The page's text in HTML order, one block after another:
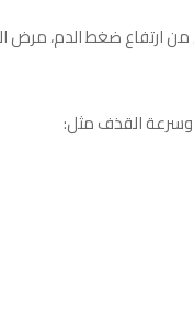
من ارتفاع ضغط الدم، مرض
وسرعة القذف مثل: